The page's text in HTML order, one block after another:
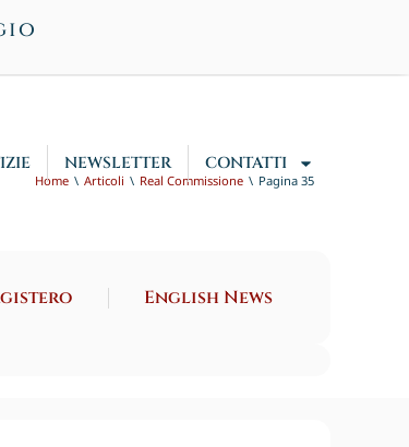
NEWSLETTER CONTATTI
Home Articoli Real Commissione Pagina 35
English News